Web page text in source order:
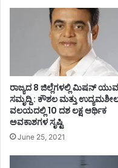
ರಾಜ್ಯದ 8 ಜಿಲ್ಲೆಗಳಲ್ಲಿ ಮಿಷನ್ ಯುವ
ಸಮೃದ್ದಿ : ಕೌಶಲ ಮತ್ತು
ವಲಯದಲ್ಲಿ 10 ದಶ ಲಕ್ಷ ಆರ್ಥಿಕ
ಅವಕಾಶಗಳ ಸೃಷ್ಟಿ
June 25, 2021